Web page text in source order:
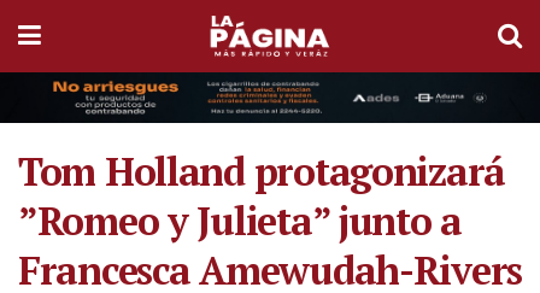
Tom Holland protagonizará
”Romeo y Julieta” junto a
Francesca Amewudah-Rivers